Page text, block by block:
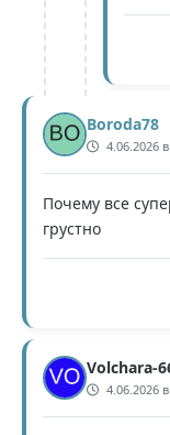
Boroda78
4.06.2026
Почему все
грустно
Volchara-
4.06.2026